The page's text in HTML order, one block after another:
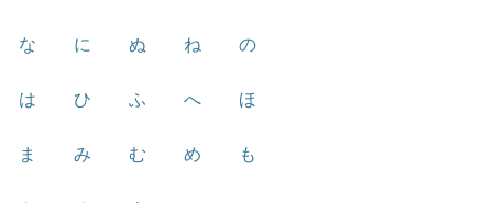
な に ぬ ね の
は ひ ふ へ ほ
ま み む め も